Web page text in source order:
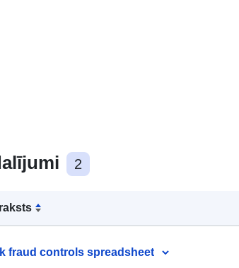
2
fraud controls spreadsheet